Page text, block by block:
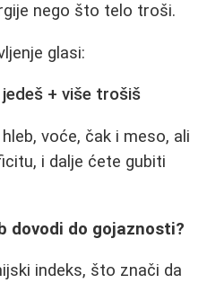
nego što telo troši.
glasi:
+ više trošiš
voće, čak i meso, ali
i dalje ćete gubiti
dovodi do gojaznosti?
indeks, što znači da